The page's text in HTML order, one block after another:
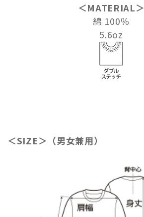
＜MATERIAL＞
綿 100％
5.6oz
＜SIZE＞（男女兼用）